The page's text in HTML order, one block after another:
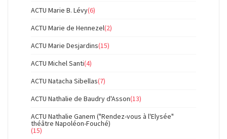
ACTU Marie B. Lévy(6)
ACTU Marie de Hennezel(2)
ACTU Marie Desjardins(15)
ACTU Michel Santi(4)
ACTU Natacha Sibellas(7)
ACTU Nathalie de Baudry d'Asson(13)
ACTU Nathalie Ganem ("Rendez-vous à l'Elysée"
théâtre Napoléon-Fouché)
(15)